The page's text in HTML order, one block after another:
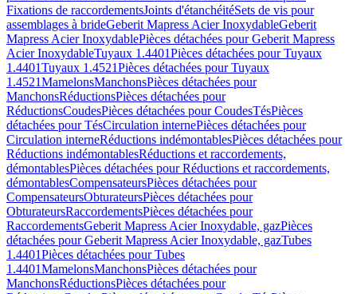
Fixations de raccordementsJoints d'étanchéitéSets de vis pour
assemblages à brideGeberit Mapress Acier InoxydableGeberit
Mapress Acier InoxydablePièces détachées pour Geberit Mapress
Acier InoxydableTuyaux 1.4401Pièces détachées pour Tuyaux
1.4401Tuyaux 1.4521Pièces détachées pour Tuyaux
1.4521MamelonsManchonsPièces détachées pour
ManchonsRéductionsPièces détachées pour
RéductionsCoudesPièces détachées pour CoudesTésPièces
détachées pour TésCirculation internePièces détachées pour
Circulation interneRéductions indémontablesPièces détachées pour
Réductions indémontablesRéductions et raccordements,
démontablesPièces détachées pour Réductions et raccordements,
démontablesCompensateursPièces détachées pour
CompensateursObturateursPièces détachées pour
ObturateursRaccordementsPièces détachées pour
RaccordementsGeberit Mapress Acier Inoxydable, gazPièces
détachées pour Geberit Mapress Acier Inoxydable, gazTubes
1.4401Pièces détachées pour Tubes
1.4401MamelonsManchonsPièces détachées pour
ManchonsRéductionsPièces détachées pour